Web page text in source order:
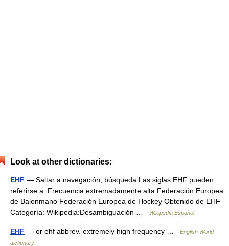
Look at other dictionaries:
EHF — Saltar a navegación, búsqueda Las siglas EHF pueden
referirse a: Frecuencia extremadamente alta Federación Europea
de Balonmano Federación Europea de Hockey Obtenido de EHF
Categoría: Wikipedia:Desambiguación …
Wikipedia Español
EHF — or ehf abbrev. extremely high frequency …
English World
dictionary